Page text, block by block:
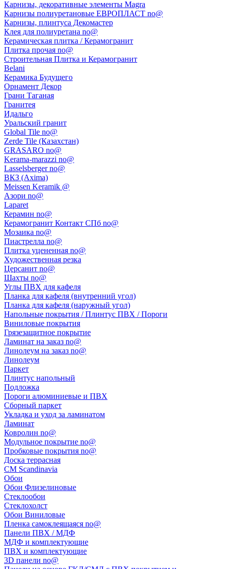
Карнизы, декоративные элементы Magra
Карнизы полиуретановые ЕВРОПЛАСТ no@
Карнизы, плинтуса Декомастер
Клея для полиуретана no@
Керамическая плитка / Керамогранит
Плитка прочая no@
Строительная Плитка и Керамогранит
Belani
Керамика Будущего
Орнамент Декор
Грани Таганая
Гранитея
Идальго
Уральский гранит
Global Tile no@
Zerde Tile (Казахстан)
GRASARO no@
Kerama-marazzi no@
Lasselsberger no@
ВКЗ (Axima)
Meissen Keramik @
Азори no@
Laparet
Керамин no@
Керамогранит Контакт СПб no@
Мозаика no@
Пиастрелла no@
Плитка уцененная no@
Художественная резка
Церсанит no@
Шахты no@
Углы ПВХ для кафеля
Планка для кафеля (внутренний угол)
Планка для кафеля (наружный угол)
Напольные покрытия / Плинтус ПВХ / Пороги
Виниловые покрытия
Грязезащитное покрытие
Ламинат на заказ no@
Линолеум на заказ no@
Линолеум
Паркет
Плинтус напольный
Подложка
Пороги алюминиевые и ПВХ
Сборный паркет
Укладка и уход за ламинатом
Ламинат
Ковролин no@
Модульное покрытие no@
Пробковые покрытия no@
Доска террасная
CM Scandinavia
Обои
Обои Флизелиновые
Стеклообои
Стеклохолст
Обои Виниловые
Пленка самоклеящаяся no@
Панели ПВХ / МДФ
МДФ и комплектующие
ПВХ и комплектующие
3D панели no@